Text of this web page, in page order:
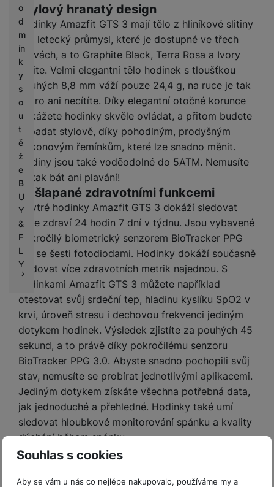
Souhlas s cookies
Aby se vám u nás co nejlépe nakupovalo, používáme my a
o
d
m
ín
k
y
s
o
u
t
ě
ž
e
B
U
Y
&
F
L
Y
Stylový hranatý design
Hodinky Amazfit GTS 3 mají tělo z hliníkové slitiny
pro letecký průmysl, které je dostupné ve třech
barvách, a to Graphite Black, Terra Rosa a Ivory
White. Velmi elegantní tělo hodinek s tloušťkou
pouhých 8,8 mm váží pouze 24,4 g, na ruce je tak
skoro ani necítíte. Díky elegantní otočné korunce
dokážete hodinky skvěle ovládat, a přitom budete
vypadat stylově, díky pohodlným, prodyšným
silikonovým řemínkům, které lze snadno měnit.
Hodiny jsou také voděodolné do 5ATM. Nemusíte
se tak bát ani plavání!
Našlapané zdravotními funkcemi
Chytré hodinky Amazfit GTS 3 dokáží sledovat
vaše zdraví 24 hodin 7 dní v týdnu. Jsou vybavené
pokročilý biometrický senzorem BioTracker PPG
3.0 se šesti fotodiodami. Hodinky dokáží současně
sledovat více zdravotních metrik najednou. S
hodinkami Amazfit GTS 3 můžete například
otestovat svůj srdeční tep, hladinu kyslíku SpO2 v
krvi, úroveň stresu i dechovou frekvenci jediným
dotykem hodinek. Výsledek zjistíte za pouhých 45
sekund, a to právě díky pokročilému senzoru
BioTracker PPG 3.0. Abyste snadno pochopili svůj
stav, nemusíte se probírat jednotlivými aplikacemi.
Jediným dotykem získáte všechna potřebná data,
jak jednoduché a přehledné. Hodinky také umí
sledovat hloubkové monitorování spánku a kvality
dýchání během spánku.